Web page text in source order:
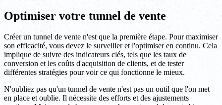
Optimiser votre tunnel de vente
Créer un tunnel de vente n'est que la première étape. Pour maximiser
son efficacité, vous devez le surveiller et l'optimiser en continu. Cela
implique de suivre des indicateurs clés, tels que les taux de
conversion et les coûts d'acquisition de clients, et de tester
différentes stratégies pour voir ce qui fonctionne le mieux.
N'oubliez pas qu'un tunnel de vente n'est pas un outil que l'on met
en place et oublie. Il nécessite des efforts et des ajustements